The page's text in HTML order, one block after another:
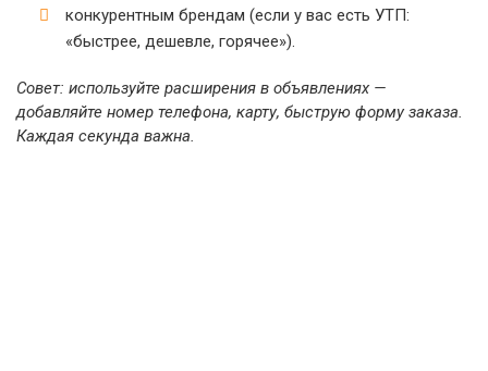
конкурентным брендам (если у вас есть УТП:
«быстрее, дешевле, горячее»).
Совет: используйте расширения в объявлениях —
добавляйте номер телефона, карту, быструю форму заказа.
Каждая секунда важна.